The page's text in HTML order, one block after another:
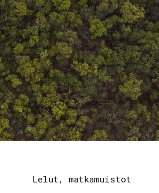
Lelut, matkamuistot